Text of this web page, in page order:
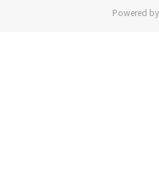
Powered by